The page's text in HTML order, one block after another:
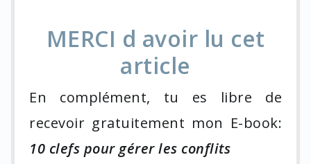
MERCI d avoir lu cet
article
En complément, tu es libre de
recevoir gratuitement mon E-book:
10 clefs pour gérer les conflits